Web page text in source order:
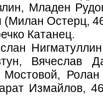
Младен
(Милан Остерц,
Катанец.
Вячеслав
Мостовой,
Измайлов,